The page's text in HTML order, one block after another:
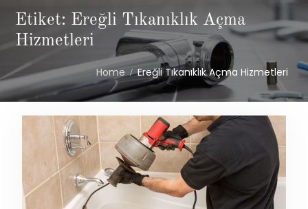
Etiket: Ereğli Tıkanıklık Açma
Hizmetleri
Home Ereğli Tıkanıklık Açma Hizmetleri